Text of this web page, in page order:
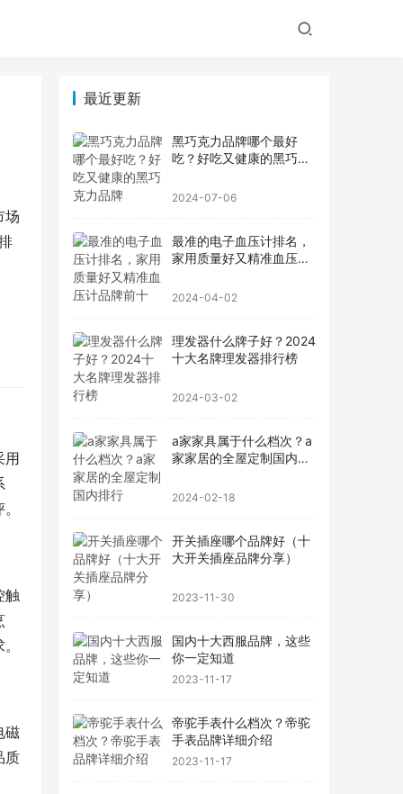
场
用
触
磁
质
最近更新
黑巧克力品牌哪个最好
吃？好吃又健康的黑巧克
2024-07-06
最准的电子血压计排名，
家用质量好又精准血压计
2024-04-02
理发器什么牌子好？2024
十大名牌理发器排行榜
2024-03-02
a家家具属于什么档次？a
家家居的全屋定制国内排
2024-02-18
开关插座哪个品牌好（十
大开关插座品牌分享）
2023-11-30
国内十大西服品牌，这些
你一定知道
2023-11-17
帝驼手表什么档次？帝驼
手表品牌详细介绍
2023-11-17